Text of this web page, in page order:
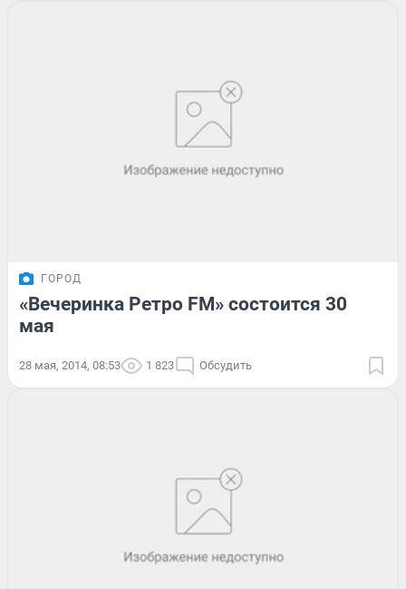
ГОРОД
«Вечеринка Ретро FM» состоится 30
мая
28 мая, 2014, 08:53 1 823 Обсудить